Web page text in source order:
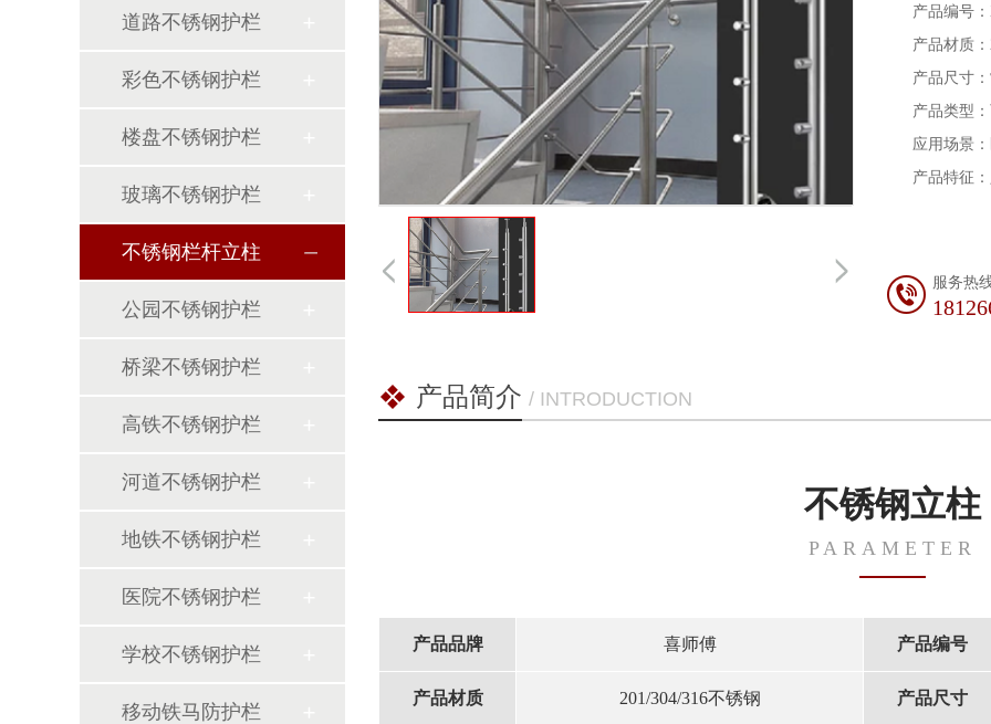
产品编号
产品材质
产品尺寸
产品类型
应用场景
产品特征
服务热
产品简介 / INTRODUCTION
不锈钢立柱
PARAMETER
产品品牌 喜师傅 产品编号
产品材质 201/304/316不锈钢 产品尺寸
道路不锈钢护栏
彩色不锈钢护栏
楼盘不锈钢护栏
玻璃不锈钢护栏
不锈钢栏杆立柱
公园不锈钢护栏
桥梁不锈钢护栏
高铁不锈钢护栏
河道不锈钢护栏
地铁不锈钢护栏
医院不锈钢护栏
学校不锈钢护栏
移动铁马防护栏